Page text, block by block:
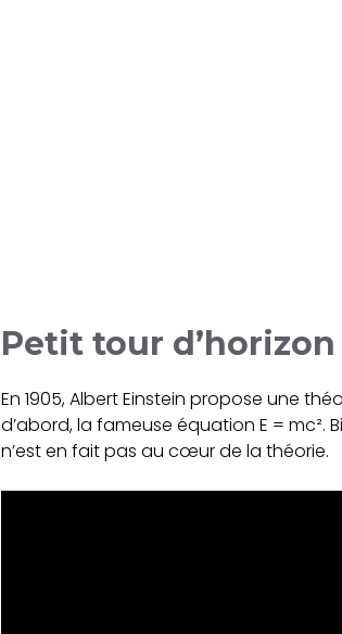
Petit tour
En 1905, Albert Einstein propose une
d’abord, la fameuse équation E = mc².
n’est en fait pas au cœur de la théorie.